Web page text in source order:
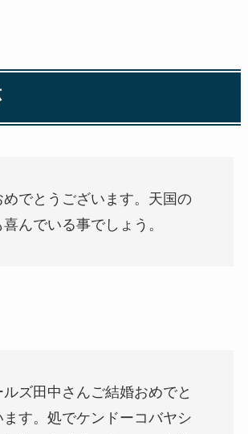
めでとうございます。天国の
んでいる事でしょう。
ルズ田中さんご結婚おめでと
ます。処でケンドーコバヤシ